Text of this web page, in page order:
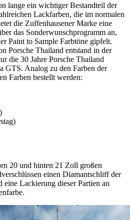
lange ein wichtiger Bestandteil der
Lackfarben, die im normalen
die Zuffenhausener Marke eine
das Sonderwunschprogramm an,
Paint to Sample Farbtöne gipfelt.
Porsche Thailand entstand in der
die 30 Jahre Porsche Thailand
GTS. Analog zu den Farben der
Farben bestellt werden:
20 und hinten 21 Zoll großen
einen Diamantschliff der
eine Lackierung dieser Partien an